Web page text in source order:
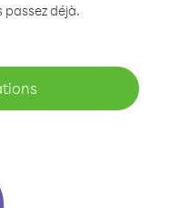
passez déjà.